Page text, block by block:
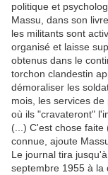
politique et
Massu, dans son livre
les militants sont
organisé et laisse
obtenus dans le
torchon clandestin
démoraliser les
mois, les services
où ils "cravateront"
(...) C'est chose faite
connue, ajoute
Le journal tira
septembre 1955 à la